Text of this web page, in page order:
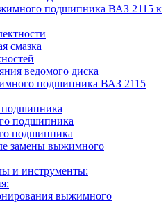
подшипника ВАЗ 2115 к
смазка
ведомого диска
подшипника ВАЗ 2115
подшипника
подшипника
подшипника
замены выжимного
и инструменты:
выжимного